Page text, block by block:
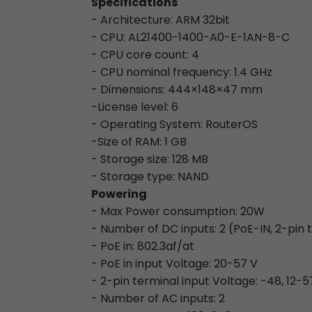
- Architecture: ARM 32bit
- CPU: AL21400-1400-A0-E-1AN-8-C
- CPU core count: 4
- CPU nominal frequency: 1.4 GHz
- Dimensions: 444×148×47 mm
-License level: 6
- Operating System: RouterOS
-Size of RAM: 1 GB
- Storage size: 128 MB
- Storage type: NAND
Powering
- Max Power consumption: 20W
- Number of DC inputs: 2 (PoE-IN, 2-pin
- PoE in: 802.3af/at
- PoE in input Voltage: 20-57 V
- 2-pin terminal input Voltage: -48, 12-
- Number of AC inputs: 2